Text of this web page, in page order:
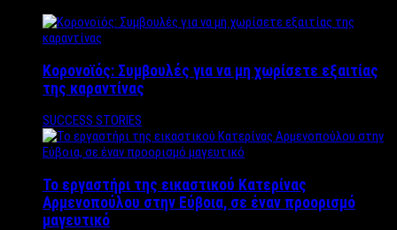
Κορονοϊός: Συμβουλές για να μη χωρίσετε εξαιτίας
της καραντίνας
SUCCESS STORIES
Το εργαστήρι της εικαστικού Κατερίνας
Αρμενοπούλου στην Εύβοια, σε έναν προορισμό
μαγευτικό